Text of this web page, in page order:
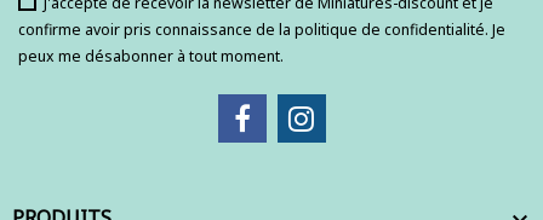
confirme avoir pris connaissance de la politique de confidentialité. Je
peux me désabonner à tout moment.